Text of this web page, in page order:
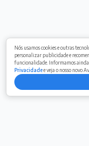
Nós usamos cookies e outras
personalizar publicidade e
funcionalidade. Informamos
Privacidadee veja o nosso novo